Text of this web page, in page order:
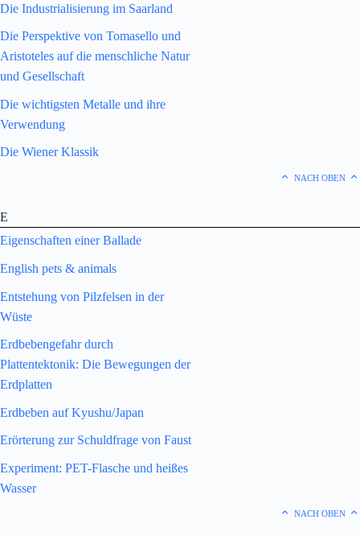
Die Industrialisierung im Saarland
Die Perspektive von Tomasello und
Aristoteles auf die menschliche Natur
und Gesellschaft
Die wichtigsten Metalle und ihre
Verwendung
Die Wiener Klassik
NACH OBEN
E
Eigenschaften einer Ballade
English pets & animals
Entstehung von Pilzfelsen in der
Wüste
Erdbebengefahr durch
Plattentektonik: Die Bewegungen der
Erdplatten
Erdbeben auf Kyushu/Japan
Erörterung zur Schuldfrage von Faust
Experiment: PET-Flasche und heißes
Wasser
NACH OBEN